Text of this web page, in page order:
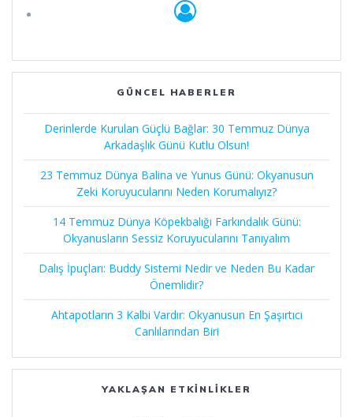
GÜNCEL HABERLER
Derinlerde Kurulan Güçlü Bağlar: 30 Temmuz Dünya
Arkadaşlık Günü Kutlu Olsun!
23 Temmuz Dünya Balina ve Yunus Günü: Okyanusun
Zeki Koruyucularını Neden Korumalıyız?
14 Temmuz Dünya Köpekbalığı Farkındalık Günü:
Okyanusların Sessiz Koruyucularını Tanıyalım
Dalış İpuçları: Buddy Sistemi Nedir ve Neden Bu Kadar
Önemlidir?
Ahtapotların 3 Kalbi Vardır: Okyanusun En Şaşırtıcı
Canlılarından Biri
YAKLAŞAN ETKINLIKLER